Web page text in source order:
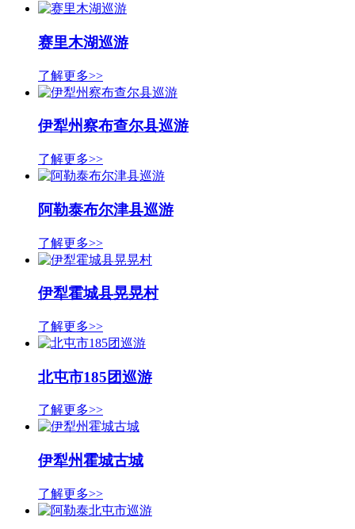
赛里木湖巡游
了解更多>>
伊犁州察布查尔县巡游
了解更多>>
阿勒泰布尔津县巡游
了解更多>>
伊犁霍城县晃晃村
了解更多>>
北屯市185团巡游
了解更多>>
伊犁州霍城古城
了解更多>>